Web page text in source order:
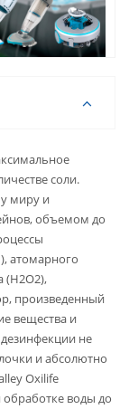
соли.
миру и
объемом до
атомарного
(Н2О2),
произведенный
вещества и
не
и абсолютно
Oxilife
обработке воды до